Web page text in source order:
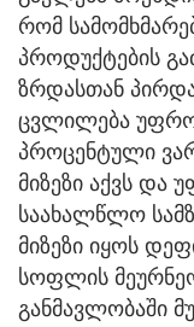
რომ
პროდუქტების
ზრდასთან
ცვლილება
პროცენტული
მიზეზი აქვს და
საახალწლო
მიზეზი იყოს
სოფლის
განმავლობაში